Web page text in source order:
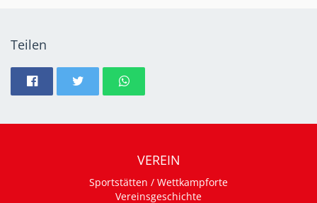
Teilen
VEREIN
Sportstätten / Wettkampforte
Vereinsgeschichte